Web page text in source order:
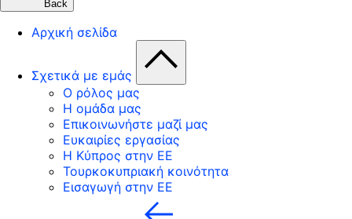
Back
Αρχική σελίδα
Σχετικά με εμάς
Ο ρόλος μας
Η ομάδα μας
Επικοινωνήστε μαζί μας
Ευκαιρίες εργασίας
Η Κύπρος στην ΕΕ
Τουρκοκυπριακή κοινότητα
Εισαγωγή στην ΕΕ